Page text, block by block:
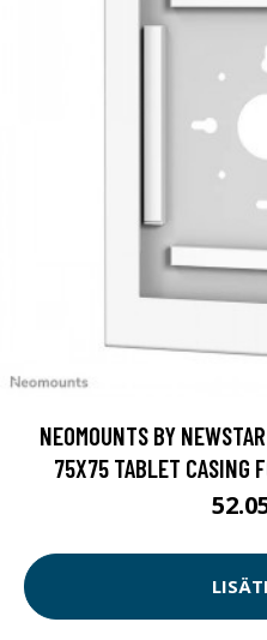
NEOMOUNTS BY
75X75 TABLET CASING